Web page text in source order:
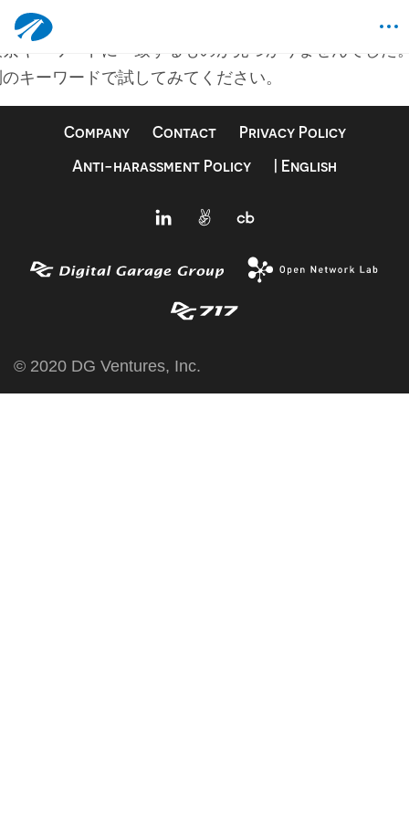
も見つかりませんでした
キーワードに一致するものが見つかりませんでした
キーワードで試してみてください。
Company Contact
Privacy Policy
Anti-harassment Policy
| English
© 2020 DG Ventures, Inc.